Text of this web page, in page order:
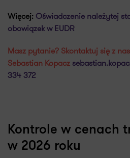
Więcej: Oświadczenie należytej
obowiązek w EUDR
Masz pytanie? Skontaktuj się z
Sebastian Kopacz
334 372
Kontrole w cenach
w 2026 roku